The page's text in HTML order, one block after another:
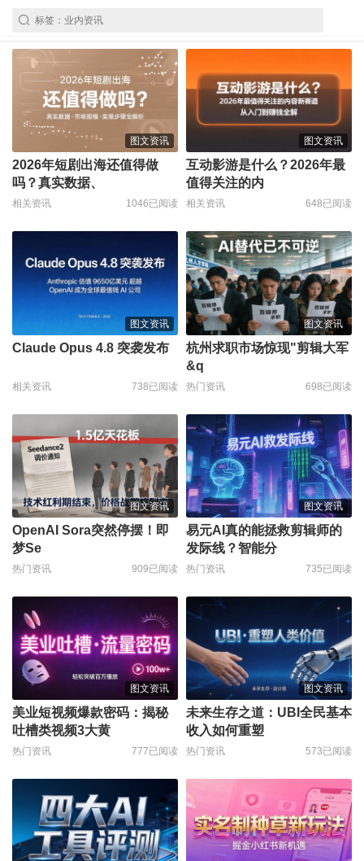
图文资讯
2026年短剧出海还值得做
吗？真实数据、
相关资讯 1046已阅读
图文资讯
互动影游是什么？2026年最
值得关注的内
相关资讯 648已阅读
图文资讯
Claude Opus 4.8 突袭发布
相关资讯 738已阅读
图文资讯
杭州求职市场惊现"剪辑大军
&q
热门资讯 698已阅读
图文资讯
OpenAI Sora突然停摆！即
梦Se
热门资讯 909已阅读
图文资讯
易元AI真的能拯救剪辑师的
发际线？智能分
热门资讯 735已阅读
图文资讯
美业短视频爆款密码：揭秘
吐槽类视频3大黄
热门资讯 777已阅读
图文资讯
未来生存之道：UBI全民基本
收入如何重塑
热门资讯 573已阅读